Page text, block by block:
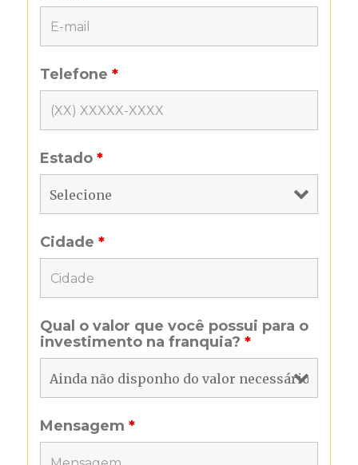
Telefone*
Estado*
Cidade*
Qual o valor que você possui para o
investimento na franquia?*
Mensagem*